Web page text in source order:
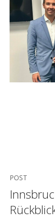
POST